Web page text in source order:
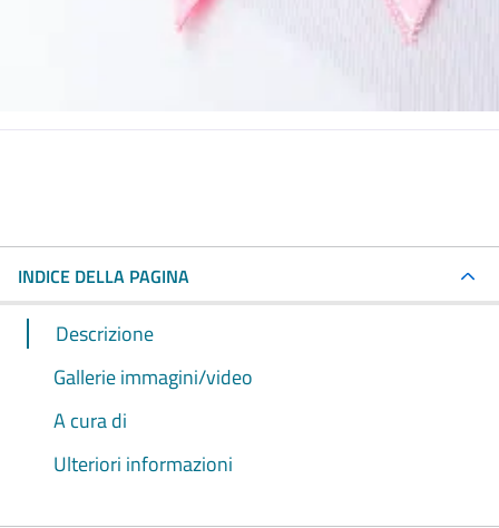
INDICE DELLA PAGINA
Descrizione
Gallerie immagini/video
A cura di
Ulteriori informazioni